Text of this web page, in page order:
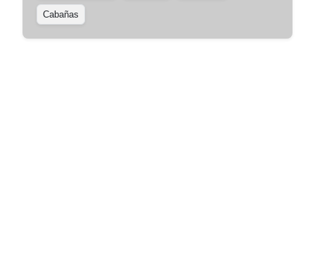
Cabañas